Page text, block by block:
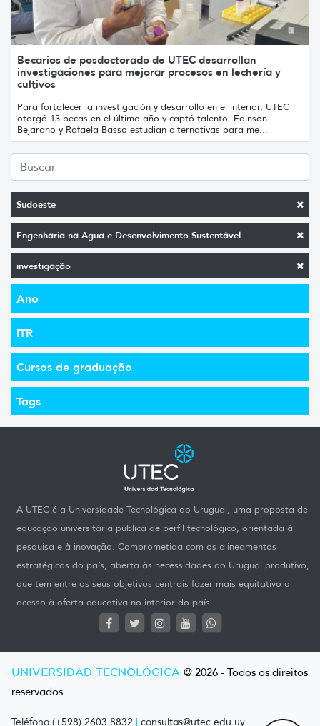
Sudoeste
Engenharia na Agua e Desenvolvimento Sustentável
investigação
Ano
ITR
Cursos de graduação
Tags
Becarios de posdoctorado de UTEC desarrollan
investigaciones para mejorar procesos en lechería y
cultivos
Para fortalecer la investigación y desarrollo en el interior, UTEC
otorgó 13 becas en el último año y captó talento. Edinson
Bejarano y Rafaela Basso estudian alternativas para me...
A UTEC é a Universidade Tecnológica do Uruguai, uma proposta de
educação universitária pública de perfil tecnológico, orientada à
pesquisa e à inovação. Comprometida com os alineamentos
estratégicos do país, aberta às necessidades do Uruguai produtivo,
que tem entre os seus objetivos centrais fazer mais equitativo o
acesso à oferta educativa no interior do país.
UNIVERSIDAD TECNOLÓGICA @ 2026 - Todos os direitos
reservados.
Teléfono (+598) 2603 8832 | consultas@utec.edu.uy